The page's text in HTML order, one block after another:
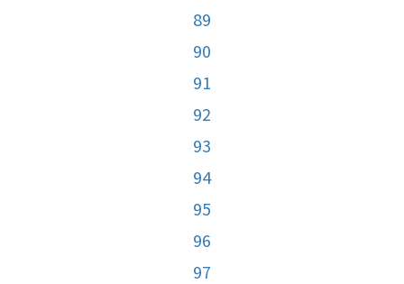
89
90
91
92
93
94
95
96
97